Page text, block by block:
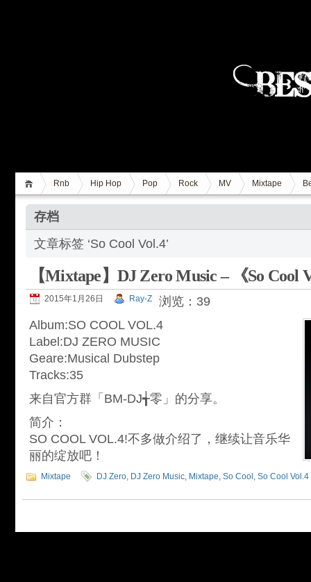
Rnb Hip Hop Pop Rock MV Mixtape
存档
文章标签 ‘So Cool Vol.4’
【Mixtape】DJ Zero Music – 《So Cool
2015年1月26日 Ray-Z
浏览：39
Album:SO COOL VOL.4
Label:DJ ZERO MUSIC
Geare:Musical Dubstep
Tracks:35
来自官方群「BM-DJ╅零」的分享。
简介：
SO COOL VOL.4!不多做介绍了，继续让音乐华
丽的绽放吧！
Mixtape DJ Zero, DJ Zero Music, Mixtape, So Cool , So Cool Vol.4